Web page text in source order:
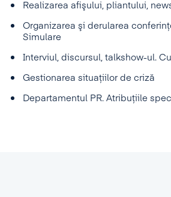
Realizarea afişului, pliantului,
Organizarea şi derularea
Simulare
Interviul, discursul, talkshow-ul.
Gestionarea situaţiilor de criză
Departamentul PR. Atribuţiile